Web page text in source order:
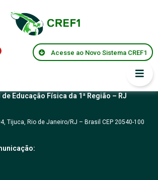
Acesse ao Novo Sistema CREF1
CREF1
Educação Física da 1ª Região – RJ
Tijuca, Rio de Janeiro/RJ – Brasil CEP 20540-100